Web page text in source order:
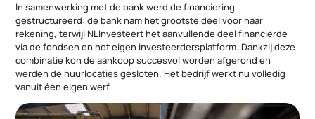
In samenwerking met de bank werd de financiering
gestructureerd: de bank nam het grootste deel voor haar
rekening, terwijl NLInvesteert het aanvullende deel financierde
via de fondsen en het eigen investeerdersplatform. Dankzij deze
combinatie kon de aankoop succesvol worden afgerond en
werden de huurlocaties gesloten. Het bedrijf werkt nu volledig
vanuit één eigen werf.